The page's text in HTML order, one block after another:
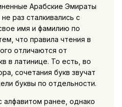
Арабские Эмираты
раз сталкивались с
имя и фамилию по
что правила чтения в
отличаются от
в латинице. То есть, во
сочетания букв звучат
буквы по отдельности.
алфавитом ранее, однако